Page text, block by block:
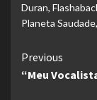
Duran,
Planeta Saudade,
Continue
Reading
Previous
“Meu